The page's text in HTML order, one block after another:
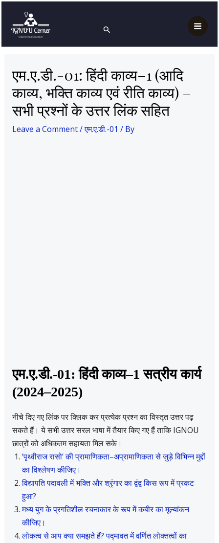
content
Search
एम.ए.डी.-01: हिंदी काव्य–1 (आदि काव्य, भक्ति काव्य एवं रीति काव्य) –
सभी प्रश्नों के उत्तर लिंक सहित
एम.ए.डी.-01: हिंदी काव्य–1 (आदि
काव्य, भक्ति काव्य एवं रीति काव्य) –
सभी प्रश्नों के उत्तर लिंक सहित
Leave a Comment/एम.ए.डी.-01 / By
एम.ए.डी.-01: हिंदी काव्य–1 सत्रीय कार्य
(2024–2025)
नीचे दिए गए लिंक पर क्लिक कर प्रत्येक प्रश्न का विस्तृत उत्तर पढ़
सकते हैं। ये सभी उत्तर सरल भाषा में तैयार किए गए हैं ताकि IGNOU
छात्रों को अधिकतम सहायता मिल सके।
‘पृथ्वीराज रासो’ की प्रामाणिकता–अप्रामाणिकता से जुड़े विभिन्न मुद्दों
का विश्लेषण कीजिए।
विद्यापति पदावली में भक्ति और श्रृंगार का द्वंद्व किस रूप में प्रकट
हुआ?
मध्य युग के प्रगतिशील रचनाकार के रूप में कबीर का मूल्यांकन
कीजिए।
लोकत्व से आप क्या समझते हैं? पद्मावत में वर्णित लोक्तत्वों का
navigation